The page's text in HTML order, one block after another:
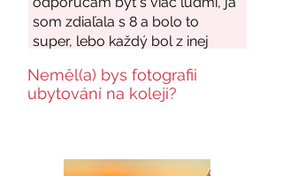
Neměl(a) bys fotografii
ubytování na koleji?